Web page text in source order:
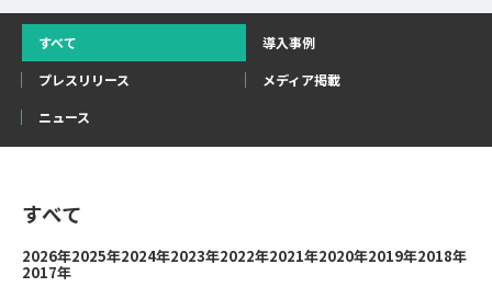
サステナビリティ
採用情報
すべて
導入事例
プレスリリース
メディア掲載
ニュース
すべて
2026年2025年2024年2023年2022年2021年2020年2019年2018年
2017年